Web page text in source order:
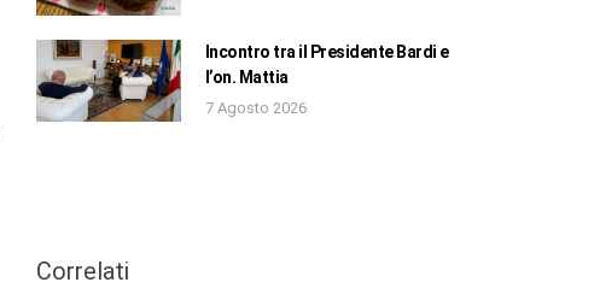
Incontro tra il Presidente Bardi e
l’on. Mattia
7 Agosto 2026
Correlati